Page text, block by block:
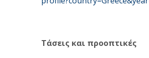
Τάσεις και προοπτικές